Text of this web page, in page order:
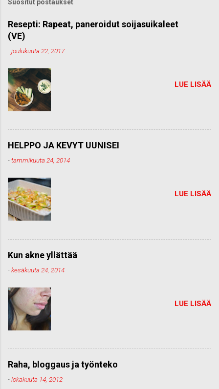
o
m
e
n
t
Suositut postaukset
Resepti: Rapeat, paneroidut soijasuikaleet
(VE)
-joulukuuta 22, 2017
LUE LISÄÄ
HELPPO JA KEVYT UUNISEI
-tammikuuta 24, 2014
LUE LISÄÄ
Kun akne yllättää
-kesäkuuta 24, 2014
LUE LISÄÄ
Raha, bloggaus ja työnteko
-lokakuuta 14, 2012